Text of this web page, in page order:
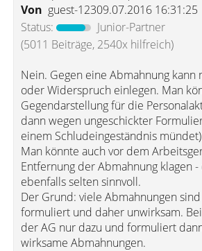
Von guest-12309.07.2016 16:31:25
Status:
Junior-Partner
(5011 Beiträge, 2540x hilfreich)
Nein. Gegen eine Abmahnung kann
oder Widerspruch einlegen. Man
Gegendarstellung für die
dann wegen ungeschickter
einem Schludeingeständnis
Man könnte auch vor dem
Entfernung der Abmahnung klagen
ebenfalls selten sinnvoll.
Der Grund: viele Abmahnungen
formuliert und daher unwirksam.
der AG nur dazu und formuliert
wirksame Abmahnungen.